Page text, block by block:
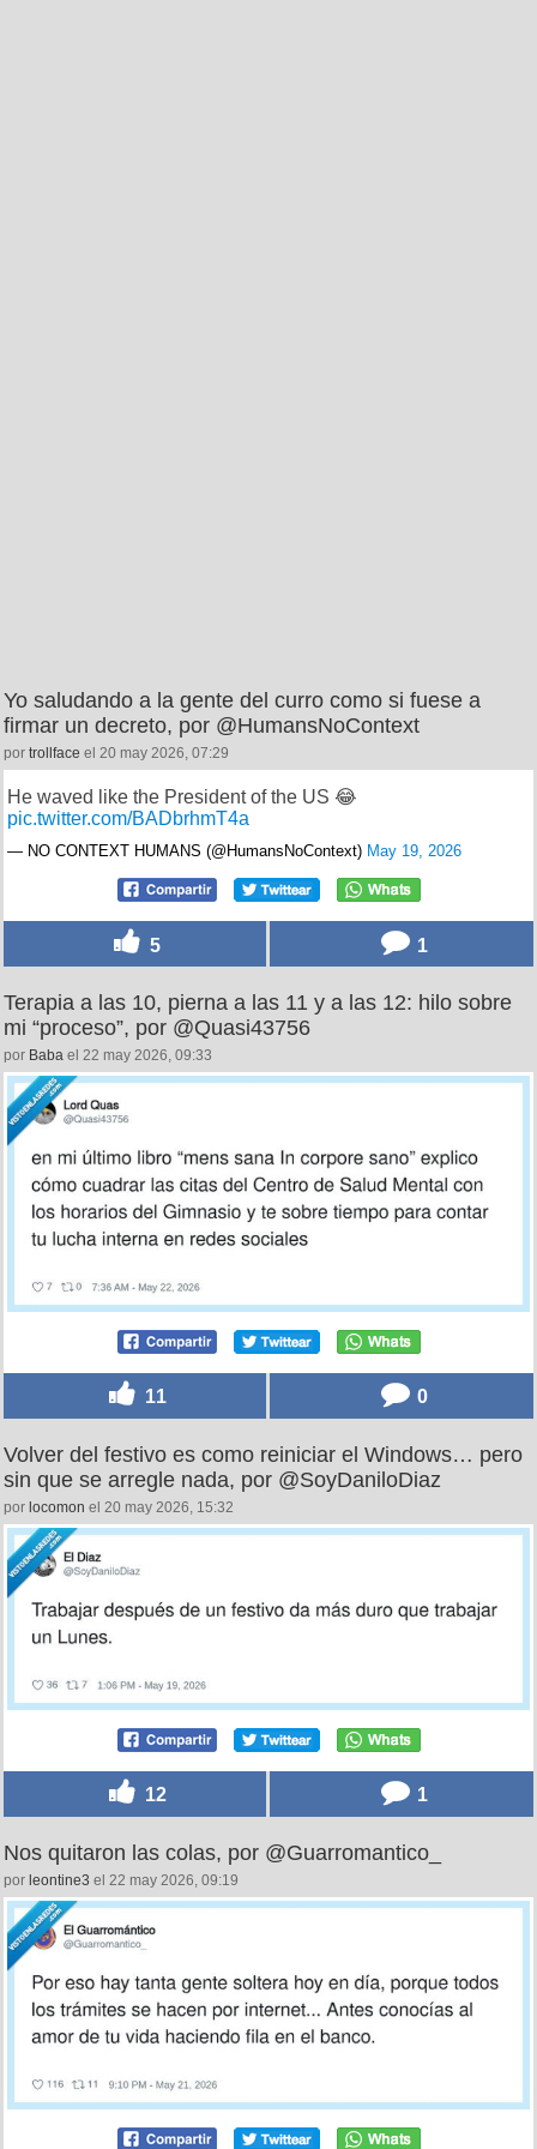
Yo saludando a la gente del curro como si fuese a
firmar un decreto, por @HumansNoContext
por trollface el 20 may 2026, 07:29
He waved like the President of the US 😂
pic.twitter.com/BADbrhmT4a
— NO CONTEXT HUMANS (@HumansNoContext) May 19, 2026
5 1
Terapia a las 10, pierna a las 11 y a las 12: hilo sobre
mi “proceso”, por @Quasi43756
por Baba el 22 may 2026, 09:33
11 0
Volver del festivo es como reiniciar el Windows… pero
sin que se arregle nada, por @SoyDaniloDiaz
por locomon el 20 may 2026, 15:32
12 1
Nos quitaron las colas, por @Guarromantico_
por leontine3 el 22 may 2026, 09:19